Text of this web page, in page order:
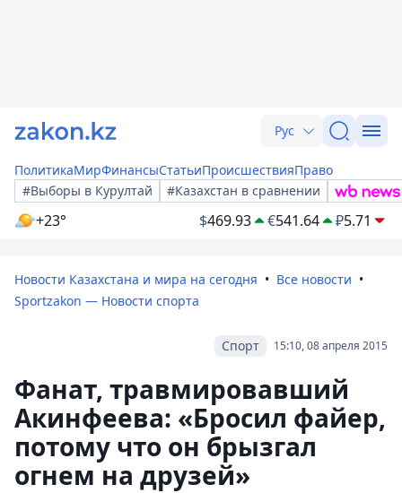
Рус
ПолитикаМирФинансыСтатьиПроисшествияПраво
#Выборы в Курултай
#Казахстан в сравнении
+23° $469.93 €541.64 ₽5.71
Новости Казахстана и мира на сегодня
Все новости
Sportzakon — Новости спорта
15:10, 08 апреля 2015
Спорт
Фанат, травмировавший
Акинфеева: «Бросил файер,
потому что он брызгал
огнем на друзей»